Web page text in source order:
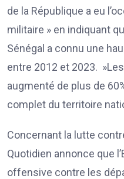
de la République a eu
militaire » en indiquant
Sénégal a connu une
entre 2012 et 2023.
augmenté de plus de
complet du territoire
Concernant la lutte
Quotidien annonce que
offensive contre les